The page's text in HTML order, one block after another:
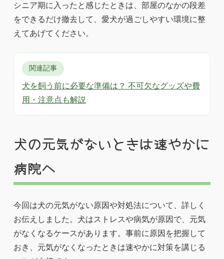
シニア期に入ったと感じたときは、部屋のなかの段差
をできるだけ撤去して、愛犬が過ごしやすい環境に整
えてあげてください。
関連記事
犬を飼う前に必要な準備は？ 不可欠なグッズや費
用・注意点も解説
犬の元気がないときは速やかに
病院へ
今回は犬の元気がない原因や対処法について、詳しく
お伝えしました。犬はストレスや病気が原因で、元気
がなくなるケースがあります。事前に原因を把握して
おき、元気がなくなったときは速やかに対策を講じる